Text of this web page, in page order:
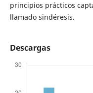
principios prácticos
llamado sindéresis.
Descargas